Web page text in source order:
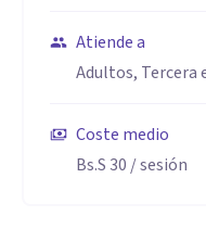
Atiende a
Adultos, Tercera
Coste medio
Bs.S 30 / sesión